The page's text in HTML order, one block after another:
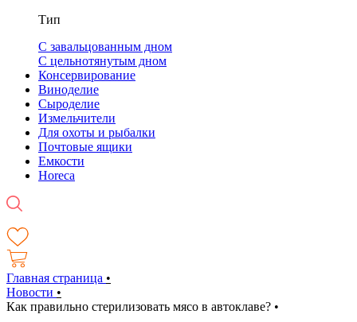
Тип
С завальцованным дном
С цельнотянутым дном
Консервирование
Виноделие
Сыроделие
Измельчители
Для охоты и рыбалки
Почтовые ящики
Емкости
Horeca
Главная страница •
Новости •
Как правильно стерилизовать мясо в автоклаве? •